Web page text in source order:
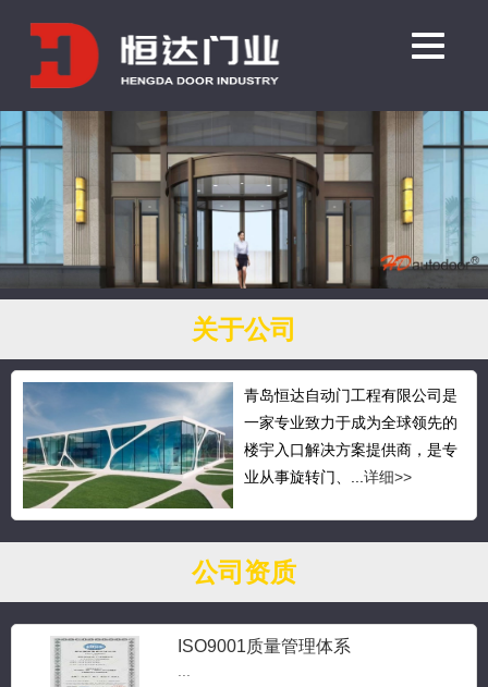
关于公司
青岛恒达自动门工程有限公司是
一家专业致力于成为全球领先的
楼宇入口解决方案提供商，是专
业从事旋转门、... 详细>>
公司资质
ISO9001质量管理体系